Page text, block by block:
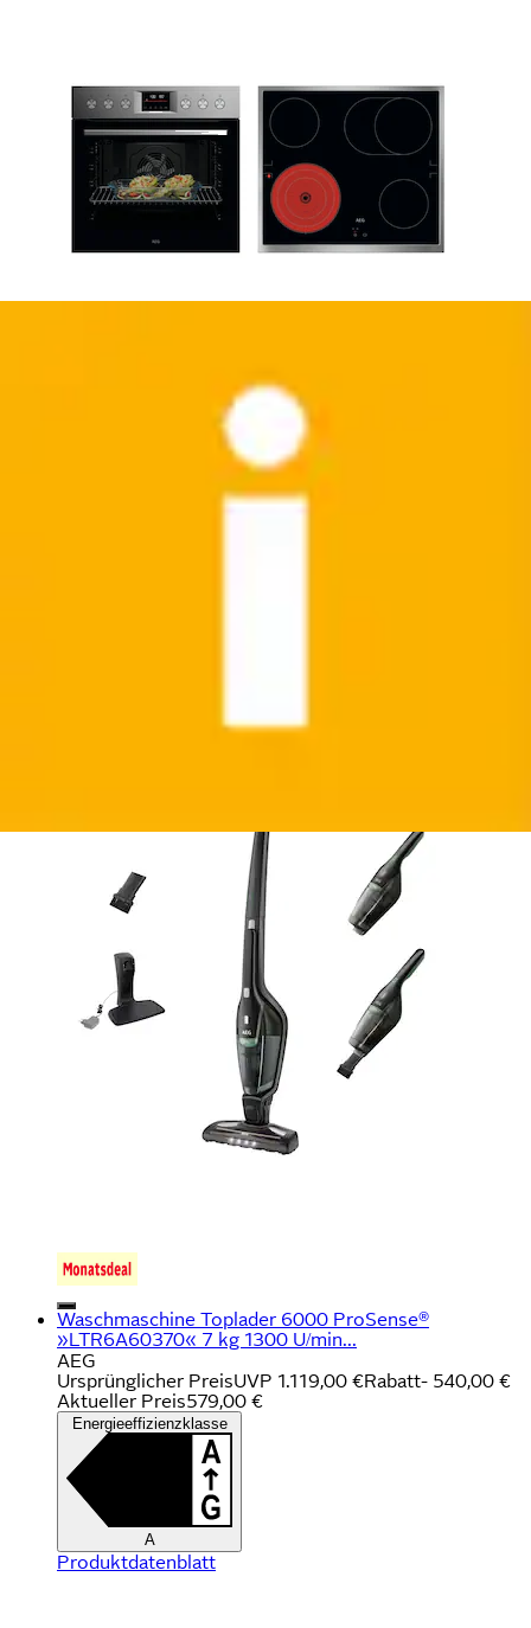
Waschmaschine Toplader 6000 ProSense®
»LTR6A60370« 7 kg 1300 U/min...
AEG
Ursprünglicher PreisUVP 1.119,00 €Rabatt- 540,00 €
Aktueller Preis579,00 €
Energieeffizienzklasse
A
Produktdatenblatt